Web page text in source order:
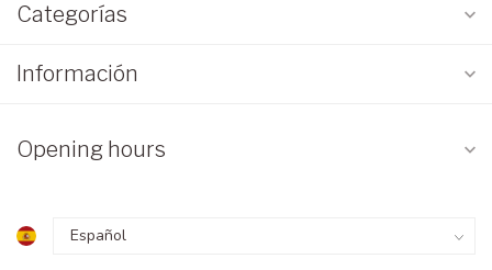
Categorías
Información
Opening hours